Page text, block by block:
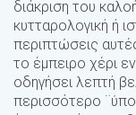
διάκριση του
κυτταρολογική ή
περιπτώσεις
το έμπειρο χέρι
οδηγήσει λεπτή
περισσότερο